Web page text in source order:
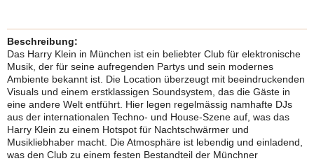
Beschreibung:
Das Harry Klein in München ist ein beliebter Club für elektronische
Musik, der für seine aufregenden Partys und sein modernes
Ambiente bekannt ist. Die Location überzeugt mit beeindruckenden
Visuals und einem erstklassigen Soundsystem, das die Gäste in
eine andere Welt entführt. Hier legen regelmässig namhafte DJs
aus der internationalen Techno- und House-Szene auf, was das
Harry Klein zu einem Hotspot für Nachtschwärmer und
Musikliebhaber macht. Die Atmosphäre ist lebendig und einladend,
was den Club zu einem festen Bestandteil der Münchner